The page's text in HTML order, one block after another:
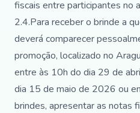
fiscais entre participantes no
2.4.Para receber o brinde a
deverá comparecer
promoção, localizado no
entre às 10h do dia 29 de
dia 15 de maio de 2026 ou
brindes, apresentar as notas